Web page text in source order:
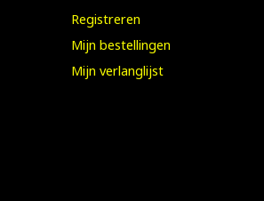
Registreren
Mijn bestellingen
Mijn verlanglijst